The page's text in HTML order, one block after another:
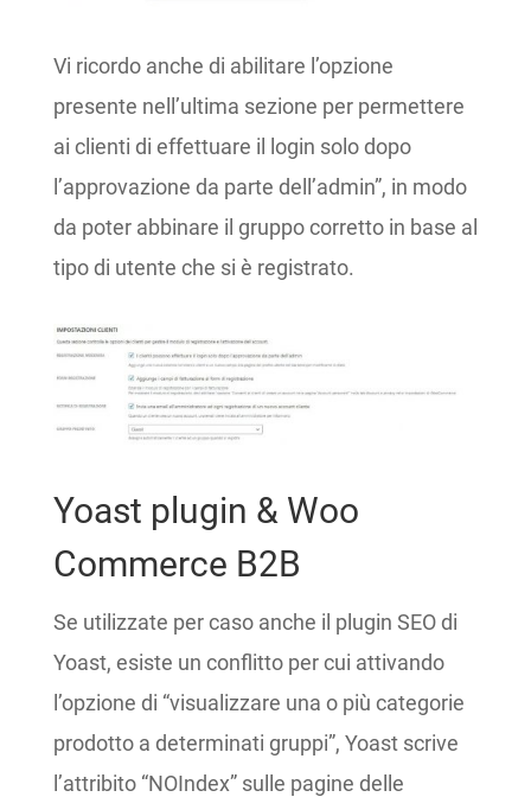
Vi ricordo anche di abilitare l’opzione
presente nell’ultima sezione per permettere
ai clienti di effettuare il login solo dopo
l’approvazione da parte dell’admin”, in modo
da poter abbinare il gruppo corretto in base al
tipo di utente che si è registrato.
Yoast plugin & Woo
Commerce B2B
Se utilizzate per caso anche il plugin SEO di
Yoast, esiste un conflitto per cui attivando
l’opzione di “visualizzare una o più categorie
prodotto a determinati gruppi”, Yoast scrive
l’attribito “NOIndex” sulle pagine delle